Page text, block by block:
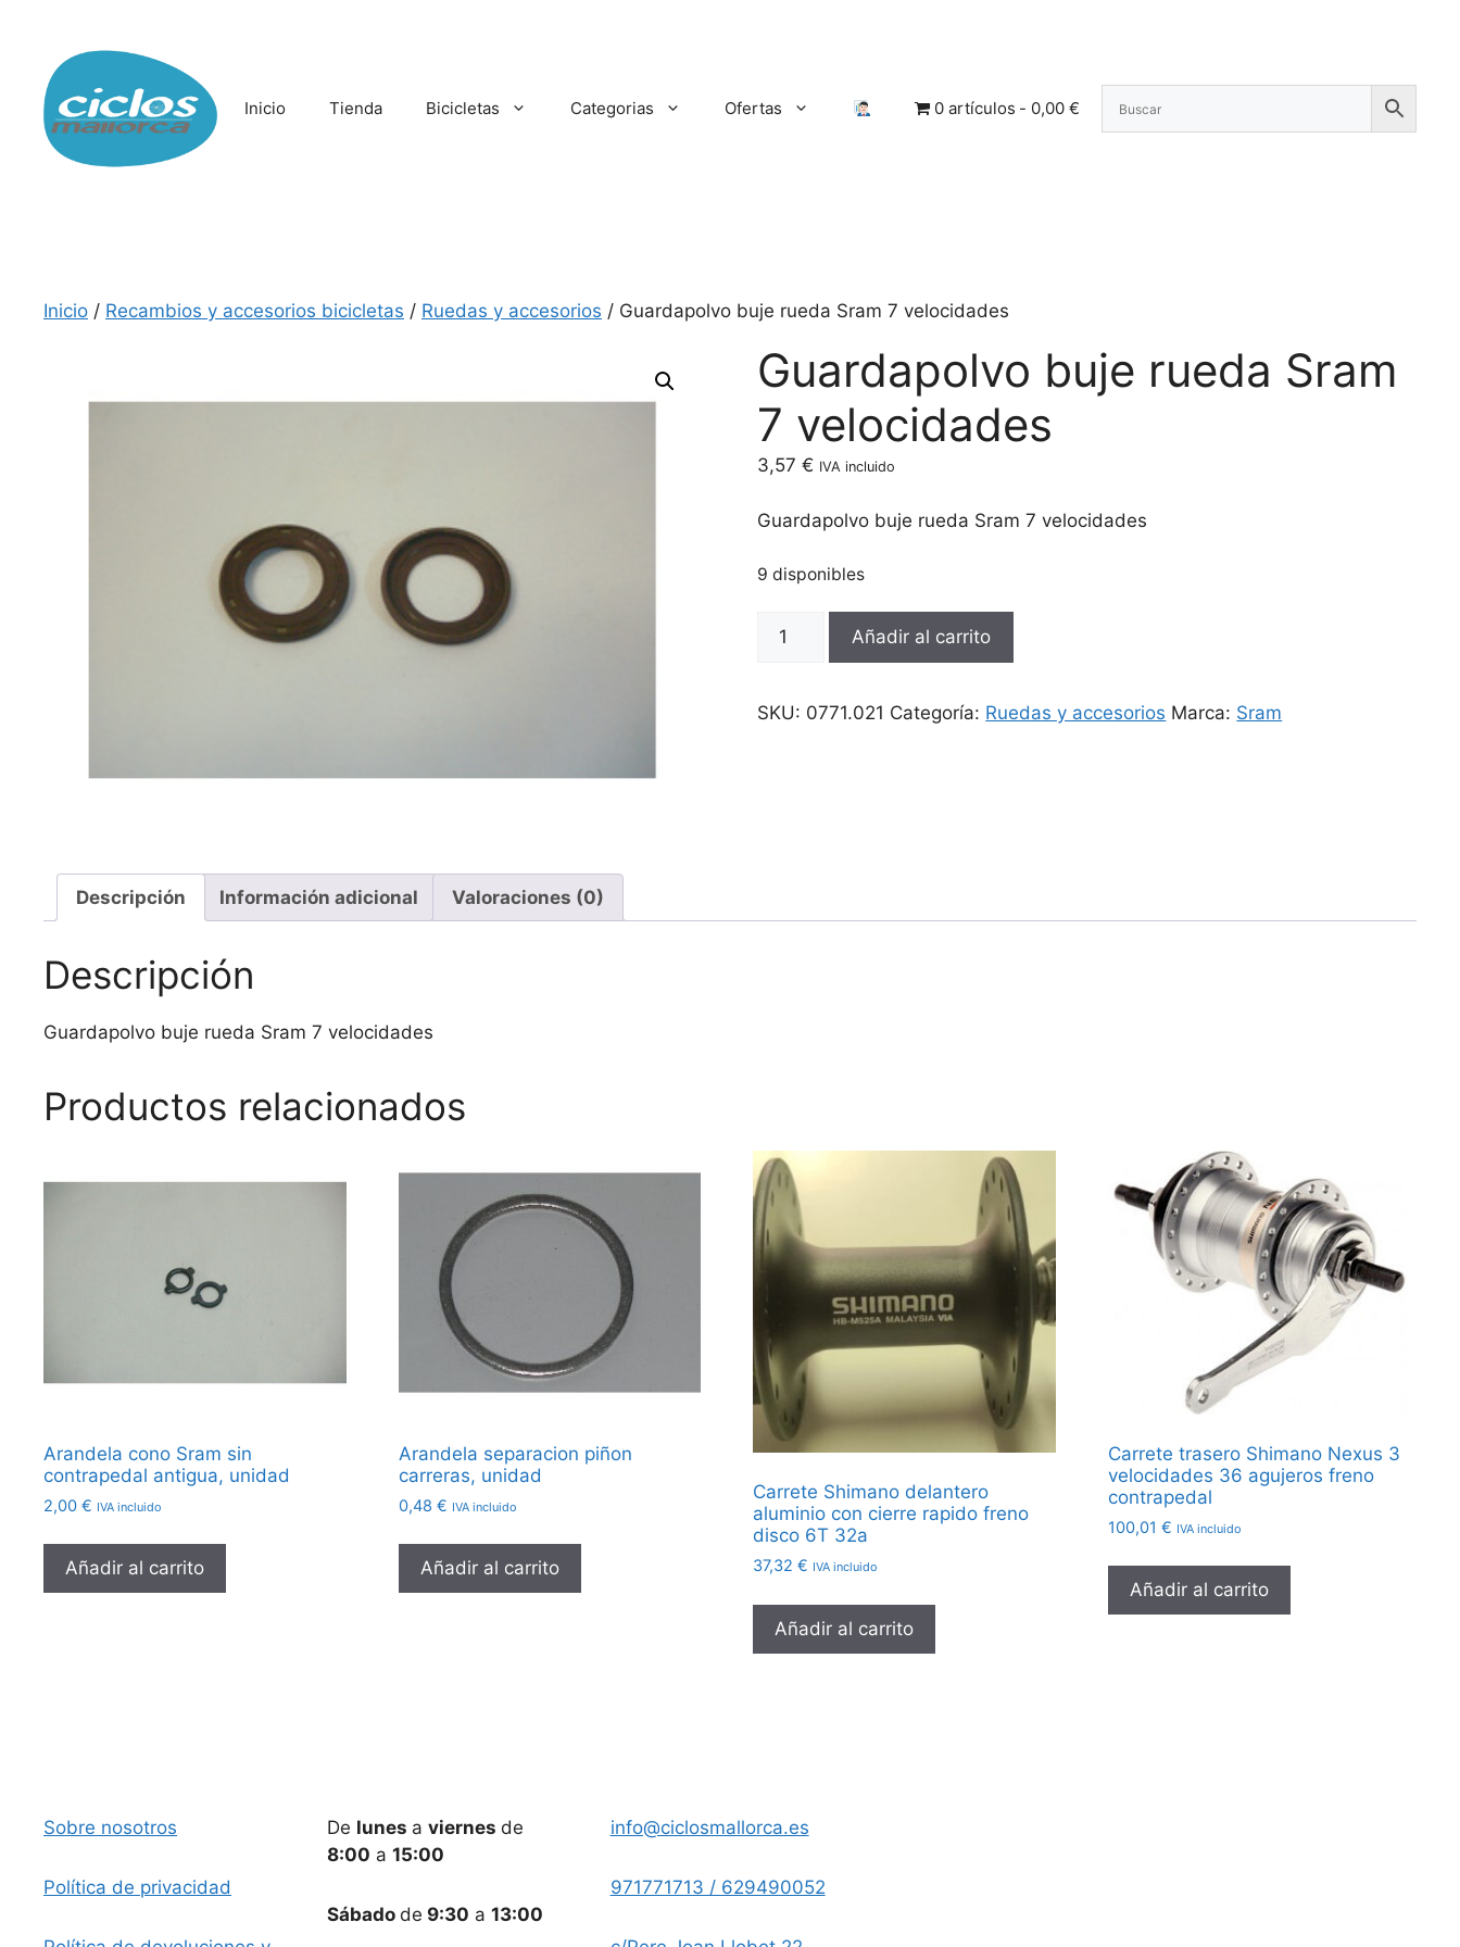
contenido
Inicio Tienda Bicicletas Categorias Ofertas 0 artículos 0,00 €
Inicio / Recambios y accesorios bicicletas / Ruedas y accesorios / Guardapolvo buje rueda Sram 7 velocidades
Guardapolvo buje rueda Sram
7 velocidades
3,57€ IVA incluido
Guardapolvo buje rueda Sram 7 velocidades
9 disponibles
Guardapolvo
Sram
Añadir al carrito
SKU: 0771.021 Categoría: Ruedas y accesorios Marca: Sram
Descripción Información adicional Valoraciones (0)
Descripción
Guardapolvo buje rueda Sram 7 velocidades
Productos relacionados
Arandela cono Sram sin
contrapedal antigua, unidad
2,00 € IVA incluido
Añadir al carrito
Arandela separacion piñon
carreras, unidad
0,48 € IVA incluido
Añadir al carrito
Carrete Shimano delantero
aluminio con cierre rapido freno
disco 6T 32a
37,32€ IVA incluido
Añadir al carrito
Carrete trasero Shimano Nexus 3
velocidades 36 agujeros freno
contrapedal
100,01€ IVA incluido
Añadir al carrito
Sobre nosotros
Política de privacidad
De lunes a viernes de
8:00 a 15:00
Sábado de 9:30 a 13:00
info@ciclosmallorca.es
971771713 / 629490052